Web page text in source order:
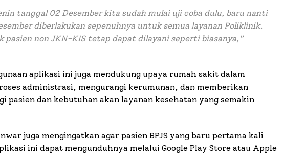
tanggal 02 Desember kita sudah mulai uji coba dulu, baru nanti
diberlakukan sepenuhnya untuk semua layanan Poliklinik.
pasien non JKN-KIS tetap dapat dilayani seperti biasanya,”
aplikasi ini juga mendukung upaya rumah sakit dalam
administrasi, mengurangi kerumunan, dan memberikan
pasien dan kebutuhan akan layanan kesehatan yang semakin
juga mengingatkan agar pasien BPJS yang baru pertama kali
ini dapat mengunduhnya melalui Google Play Store atau Apple